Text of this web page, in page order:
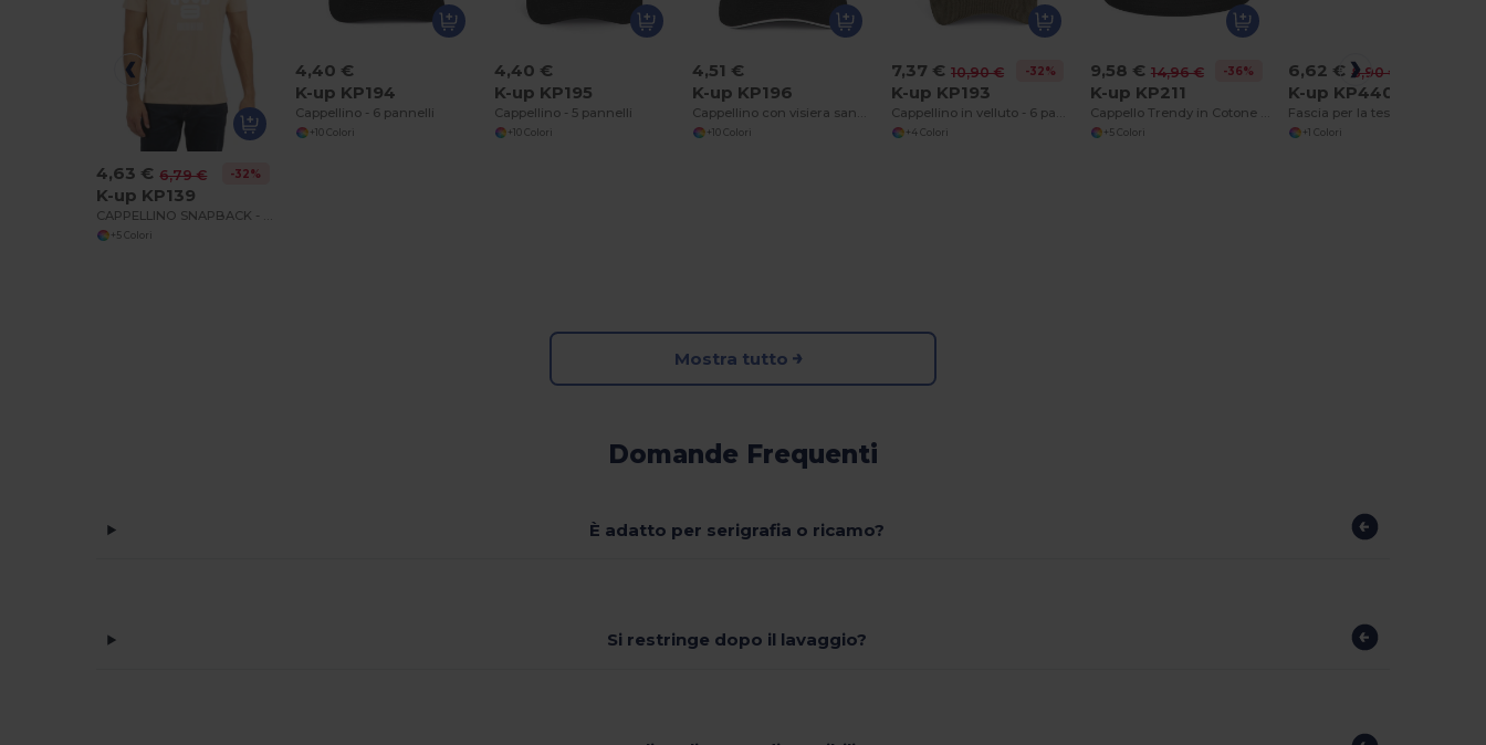
4,63 € 6,79 € -32%
K-up KP139
+5 Colori
4,40 €
K-up KP194
Cappellino - 6 pannelli
+10 Colori
4,40 €
K-up KP195
Cappellino - 5 pannelli
+10 Colori
4,51 €
K-up KP196
+10 Colori
7,37 € 10,90 € -32%
K-up KP193
+4 Colori
9,58 € 14,96 € -36%
K-up KP211
+5 Colori
6,62 € 8,90 €
K-up KP440
+1 Colori
Mostra tutto
Domande Frequenti
È adatto per serigrafia o ricamo?
Si restringe dopo il lavaggio?